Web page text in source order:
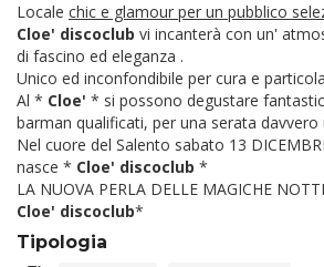
Locale chic e glamour per un pubblico
Cloe' discoclub vi incanterà con un'
di fascino ed eleganza .
Unico ed inconfondibile per cura e
Al * Cloe' * si possono degustare
barman qualificati, per una serata davvero
Nel cuore del Salento sabato 13
nasce * Cloe' discoclub *
LA NUOVA PERLA DELLE MAGICHE
Cloe' discoclub*
Tipologia